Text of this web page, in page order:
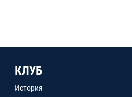
КЛУБ
История